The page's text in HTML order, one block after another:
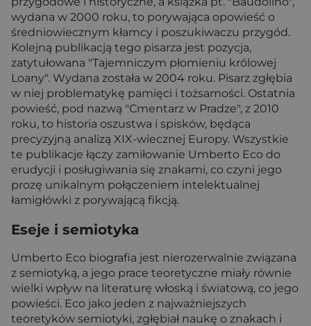
wydana w 2000 roku, to porywająca opowieść o
średniowiecznym kłamcy i poszukiwaczu przygód.
Kolejną publikacją tego pisarza jest pozycja,
zatytułowana "Tajemniczym płomieniu królowej
Loany". Wydana została w 2004 roku. Pisarz zgłębia
w niej problematykę pamięci i tożsamości. Ostatnia
powieść, pod nazwą "Cmentarz w Pradze", z 2010
roku, to historia oszustwa i spisków, będąca
precyzyjną analizą XIX-wiecznej Europy. Wszystkie
te publikacje łączy zamiłowanie Umberto Eco do
erudycji i posługiwania się znakami, co czyni jego
prozę unikalnym połączeniem intelektualnej
łamigłówki z porywającą fikcją.
Eseje i semiotyka
Umberto Eco biografia jest nierozerwalnie związana
z semiotyką, a jego prace teoretyczne miały równie
wielki wpływ na literaturę włoską i światową, co jego
powieści. Eco jako jeden z najważniejszych
teoretyków semiotyki, zgłębiał naukę o znakach i